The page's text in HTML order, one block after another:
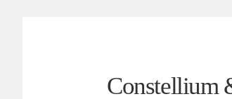
Constellium